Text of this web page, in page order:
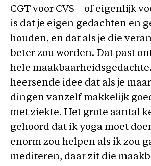
CGT voor CVS – of eigenlijk
is dat je eigen gedachten en
houden, en dat als je die
beter zou worden. Dat past
hele
heersende idee dat als je
dingen vanzelf makkelijk
met ziekte. Het grote aantal
gehoord dat ik yoga moet
enorm zou helpen als ik zou
mediteren, daar zit die